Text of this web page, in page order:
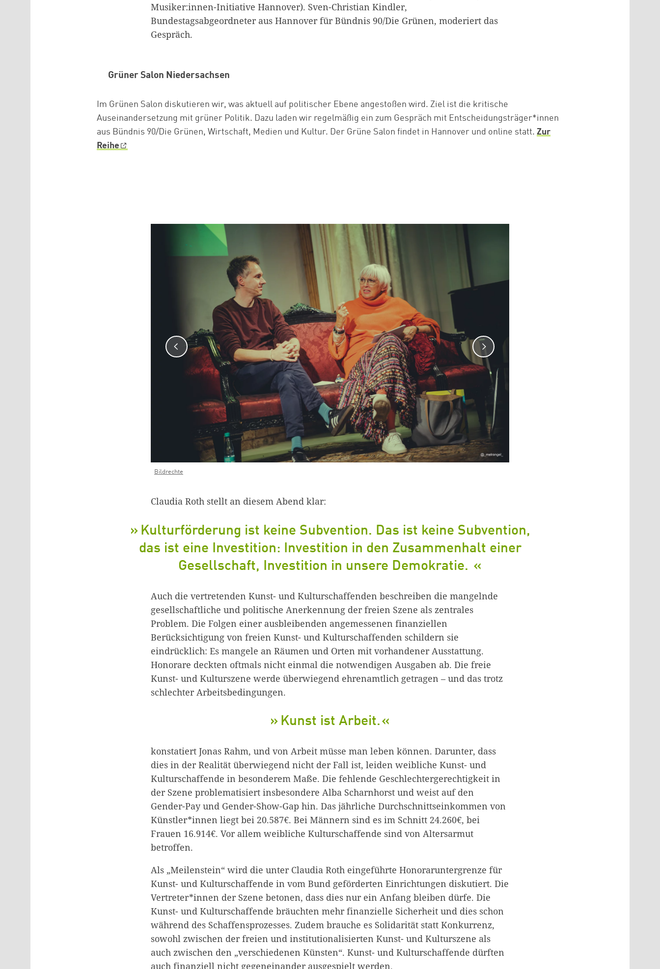
Musiker:innen-Initiative Hannover). Sven-Christian Kindler,
Bundestagsabgeordneter aus Hannover für Bündnis 90/Die Grünen, moderiert das
Gespräch.
Grüner Salon Niedersachsen
Im Grünen Salon diskutieren wir, was aktuell auf politischer Ebene angestoßen wird. Ziel ist die kritische
Auseinandersetzung mit grüner Politik. Dazu laden wir regelmäßig ein zum Gespräch mit Entscheidungsträger*innen
aus Bündnis 90/Die Grünen, Wirtschaft, Medien und Kultur. Der Grüne Salon findet in Hannover und online statt. Zur
Reihe
Bildrechte
Claudia Roth stellt an diesem Abend klar:
Kulturförderung ist keine Subvention. Das ist keine Subvention,
das ist eine Investition: Investition in den Zusammenhalt einer
Gesellschaft, Investition in unsere Demokratie.
Auch die vertretenden Kunst- und Kulturschaffenden beschreiben die mangelnde
gesellschaftliche und politische Anerkennung der freien Szene als zentrales
Problem. Die Folgen einer ausbleibenden angemessenen finanziellen
Berücksichtigung von freien Kunst- und Kulturschaffenden schildern sie
eindrücklich: Es mangele an Räumen und Orten mit vorhandener Ausstattung.
Honorare deckten oftmals nicht einmal die notwendigen Ausgaben ab. Die freie
Kunst- und Kulturszene werde überwiegend ehrenamtlich getragen – und das trotz
schlechter Arbeitsbedingungen.
Kunst ist Arbeit.
konstatiert Jonas Rahm, und von Arbeit müsse man leben können. Darunter, dass
dies in der Realität überwiegend nicht der Fall ist, leiden weibliche Kunst- und
Kulturschaffende in besonderem Maße. Die fehlende Geschlechtergerechtigkeit in
der Szene problematisiert insbesondere Alba Scharnhorst und weist auf den
Gender-Pay und Gender-Show-Gap hin. Das jährliche Durchschnittseinkommen von
Künstler*innen liegt bei 20.587€. Bei Männern sind es im Schnitt 24.260€, bei
Frauen 16.914€. Vor allem weibliche Kulturschaffende sind von Altersarmut
betroffen.
Als „Meilenstein“ wird die unter Claudia Roth eingeführte Honoraruntergrenze für
Kunst- und Kulturschaffende in vom Bund geförderten Einrichtungen diskutiert. Die
Vertreter*innen der Szene betonen, dass dies nur ein Anfang bleiben dürfe. Die
Kunst- und Kulturschaffende bräuchten mehr finanzielle Sicherheit und dies schon
während des Schaffensprozesses. Zudem brauche es Solidarität statt Konkurrenz,
sowohl zwischen der freien und institutionalisierten Kunst- und Kulturszene als
auch zwischen den „verschiedenen Künsten“. Kunst- und Kulturschaffende dürften
auch finanziell nicht gegeneinander ausgespielt werden.